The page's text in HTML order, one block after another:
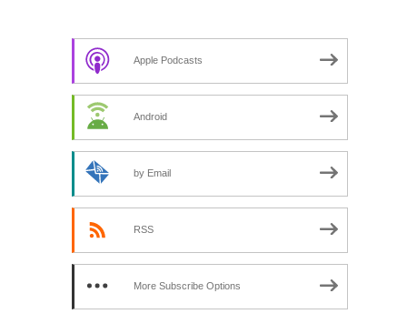
Apple Podcasts
Android
by Email
RSS
More Subscribe Options